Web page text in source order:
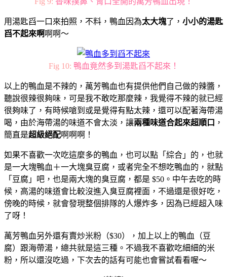
用湯匙舀一口來拍照，不料，鴨血因為太大塊了， 小小的湯匙
舀不起來啊啊啊～
Fig 10: 鴨血竟然多到湯匙舀不起來！
以上的鴨血是不辣的，萬芳鴨血也有提供他們自己做的辣醬，
聽說很辣很夠味，可是我不敢吃那麼辣，我覺得不辣的就已經
很夠味了，有時候嗆到或是覺得有點太辣，還可以配著海帶湯
喝，由於海帶湯的味道不會太淡，讓兩種味道合起來超順口 ，
簡直是超級絕配啊啊啊！
如果不喜歡一次吃這麼多的鴨血，也可以點「綜合」的，也就
是一大塊鴨血＋一大塊臭豆腐，或者完全不想吃鴨血的，就點
「豆腐」吧，也是兩大塊的臭豆腐，都是 $50。中午去吃的時
候，高湯的味道會比較沒進入臭豆腐裡面，不過還是很好吃，
傍晚的時候，就會發現整個排隊的人爆炸多，因為已經超入味
了呀！
萬芳鴨血另外還有賣炒米粉（$30），加上以上的鴨血（豆
腐）跟海帶湯，總共就是這三種。不過我不喜歡吃細細的米
粉，所以還沒吃過，下次去的話有可能也會嘗試看看喔～